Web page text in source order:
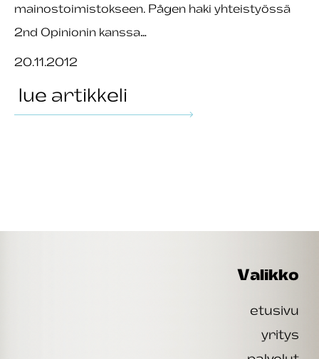
mainostoimistokseen. Pågen haki yhteistyössä
2nd Opinionin kanssa…
20.11.2012
lue artikkeli
Valikko
etusivu
yritys